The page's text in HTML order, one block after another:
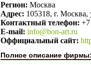
Регион: Москва
Адрес: 105318, г.
Контактный телефон:
E-mail: info@bon-art.ru
Оффициальный сайт:
Полное описание